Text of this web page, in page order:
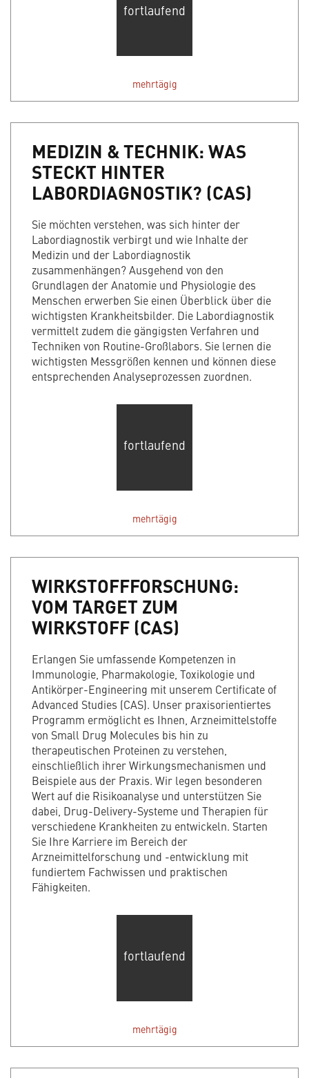
fortlaufend
mehrtägig
MEDIZIN & TECHNIK: WAS
STECKT HINTER
LABORDIAGNOSTIK? (CAS)
Sie möchten verstehen, was sich hinter der
Labordiagnostik verbirgt und wie Inhalte der
Medizin und der Labordiagnostik
zusammenhängen? Ausgehend von den
Grundlagen der Anatomie und Physiologie des
Menschen erwerben Sie einen Überblick über die
wichtigsten Krankheitsbilder. Die Labordiagnostik
vermittelt zudem die gängigsten Verfahren und
Techniken von Routine-Großlabors. Sie lernen die
wichtigsten Messgrößen kennen und können diese
entsprechenden Analyseprozessen zuordnen.
fortlaufend
mehrtägig
WIRKSTOFFFORSCHUNG:
VOM TARGET ZUM
WIRKSTOFF (CAS)
Erlangen Sie umfassende Kompetenzen in
Immunologie, Pharmakologie, Toxikologie und
Antikörper-Engineering mit unserem Certificate of
Advanced Studies (CAS). Unser praxisorientiertes
Programm ermöglicht es Ihnen, Arzneimittelstoffe
von Small Drug Molecules bis hin zu
therapeutischen Proteinen zu verstehen,
einschließlich ihrer Wirkungsmechanismen und
Beispiele aus der Praxis. Wir legen besonderen
Wert auf die Risikoanalyse und unterstützen Sie
dabei, Drug-Delivery-Systeme und Therapien für
verschiedene Krankheiten zu entwickeln. Starten
Sie Ihre Karriere im Bereich der
Arzneimittelforschung und -entwicklung mit
fundiertem Fachwissen und praktischen
Fähigkeiten.
fortlaufend
mehrtägig